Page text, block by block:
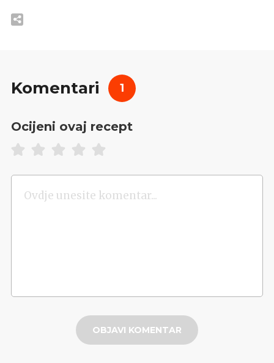
Komentari 1
Ocijeni ovaj recept
OBJAVI KOMENTAR